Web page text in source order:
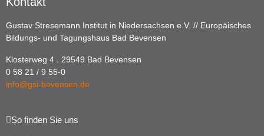
Gustav Stresemann Institut in Niedersachsen e.V. // Europäisches
Bildungs- und Tagungshaus Bad Bevensen
Klosterweg 4 . 29549 Bad Bevensen
0 58 21 / 9 55-0
info@gsi-bevensen.de
So finden Sie uns